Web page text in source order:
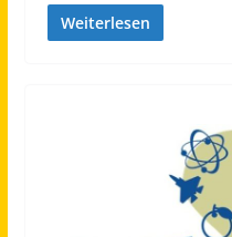
Weiterlesen